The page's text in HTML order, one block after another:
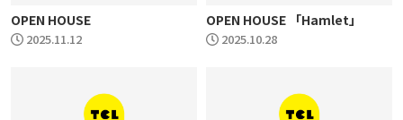
OPEN HOUSE
2025.11.12
OPEN HOUSE 「Hamlet」
2025.10.28